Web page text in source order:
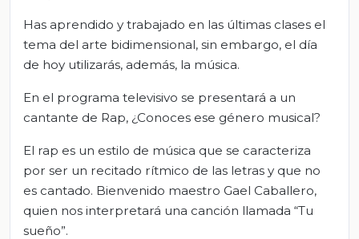
Has aprendido y trabajado en las últimas clases el
tema del arte bidimensional, sin embargo, el día
de hoy utilizarás, además, la música.
En el programa televisivo se presentará a un
cantante de Rap, ¿Conoces ese género musical?
El rap es un estilo de música que se caracteriza
por ser un recitado rítmico de las letras y que no
es cantado. Bienvenido maestro Gael Caballero,
quien nos interpretará una canción llamada “Tu
sueño”.